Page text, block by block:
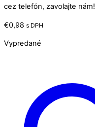
cez telefón, zavolajte nám!
€0,98 s DPH
Vypredané